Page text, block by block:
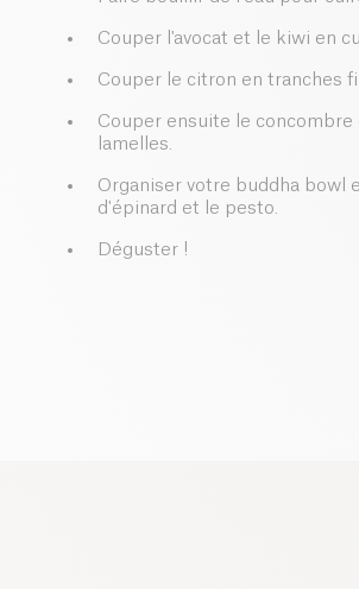
Couper l'avocat et le kiwi en
Couper le citron en tranches
Couper ensuite le concombre
lamelles.
Organiser votre buddha bowl
d'épinard et le pesto.
Déguster !